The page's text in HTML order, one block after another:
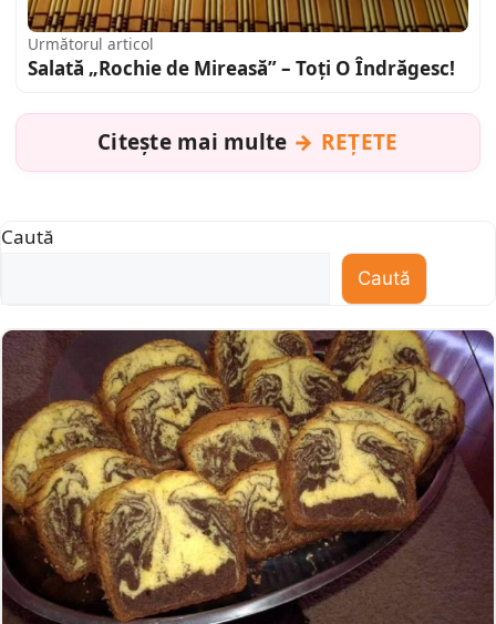
Următorul articol
Salată „Rochie de Mireasă” – Toți O Îndrăgesc!
Citește mai multe REȚETE
Caută
Caută